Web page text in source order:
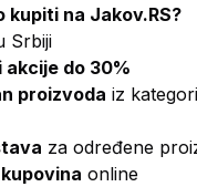
kupiti na Jakov.RS?
Srbiji
akcije do 30%
proizvoda iz
za određene
online